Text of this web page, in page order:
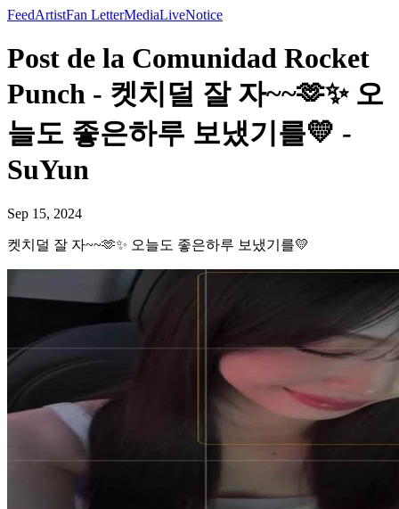
FeedArtistFan LetterMediaLiveNotice
Post de la Comunidad Rocket
Punch - 켓치덜 잘 자~~🫶✨ 오
늘도 좋은하루 보냈기를💛 -
SuYun
Sep 15, 2024
켓치덜 잘 자~~🫶✨ 오늘도 좋은하루 보냈기를💛